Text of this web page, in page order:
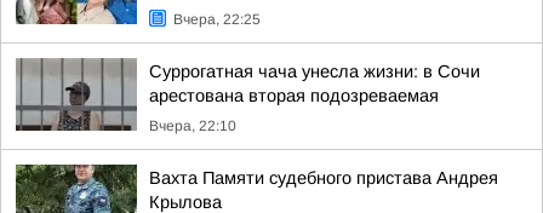
Вчера, 22:25
Суррогатная чача унесла жизни: в Сочи
арестована вторая подозреваемая
Вчера, 22:10
Вахта Памяти судебного пристава Андрея
Крылова